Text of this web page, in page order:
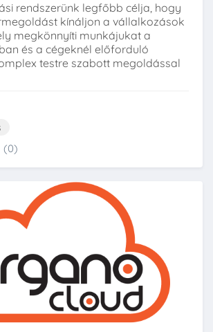
rendszerünk legfőbb célja, hogy
kínáljon a vállalkozások
megkönnyíti munkájukat a
és a cégeknél előforduló
testre szabott megoldással
(0)